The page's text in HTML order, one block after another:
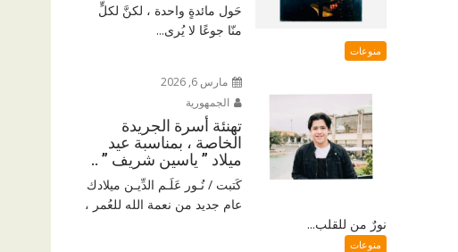
حَول مائدةٍ واحدة ، لكنَّ لكلٍّ
منّا جوعًا لا يُرى...
منوعات
مارس 6, 2026
الجمهورية
تهنئة أسرة الجريدة
الخاصة ، بمناسبة عيد
ميلاد ” ياسين شريف ” ..
كَتبت / نُـور عَلَـم الدِّيـن ميلادك
عام جديد من نعمة الله للعُمر ،
نورٌ من للقلب...
منوعات